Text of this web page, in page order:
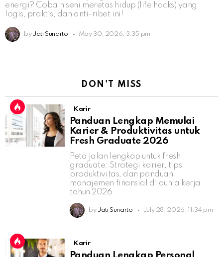
energi? Cobain seni meretas hidup (life hacks) yang
logis, praktis, dan anti-ribet ini!
by Jati Sunarto May 30, 2026, 3:35 pm
DON'T MISS
Karir
Panduan Lengkap Memulai
Karier & Produktivitas untuk
Fresh Graduate 2026
Peta jalan lengkap untuk fresh
graduate: Strategi karier, tips
produktivitas, dan panduan
manajemen finansial di dunia kerja
tahun 2026.
by Jati Sunarto July 28, 2026, 11:34 pm
Karir